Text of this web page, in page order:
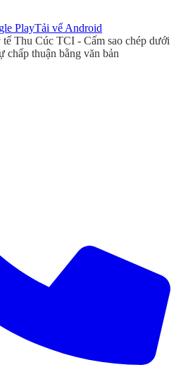
Tải vể Android
Thu Cúc TCI - Cấm sao chép dưới
chấp thuận bằng văn bản